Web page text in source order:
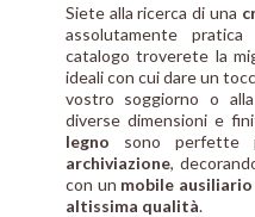
Siete alla ricerca di una
assolutamente
catalogo troverete la
ideali con cui dare un
vostro soggiorno o
diverse dimensioni e
legno sono perfette
archiviazione,
con un mobile
altissima qualità.